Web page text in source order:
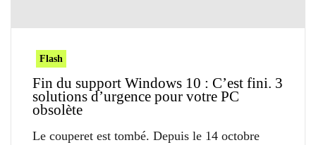
Flash
Fin du support Windows 10 : C’est fini. 3
solutions d’urgence pour votre PC
obsolète
Le couperet est tombé. Depuis le 14 octobre